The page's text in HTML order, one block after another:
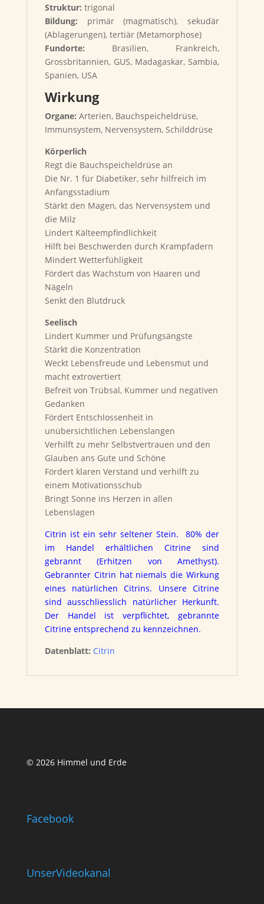
Struktur: trigonal
Bildung: primär (magmatisch), sekudär
(Ablagerungen), tertiär (Metamorphose)
Fundorte: Brasilien, Frankreich,
Grossbritannien, GUS, Madagaskar, Sambia,
Spanien, USA
Wirkung
Organe: Arterien, Bauchspeicheldrüse,
Immunsystem, Nervensystem, Schilddrüse
Körperlich
Regt die Bauchspeicheldrüse an
Die Nr. 1 für Diabetiker, sehr hilfreich im
Anfangsstadium
Stärkt den Magen, das Nervensystem und
die Milz
Lindert Kälteempfindlichkeit
Hilft bei Beschwerden durch Krampfadern
Mindert Wetterfühligkeit
Fördert das Wachstum von Haaren und
Nägeln
Senkt den Blutdruck
Seelisch
Lindert Kummer und Prüfungsängste
Stärkt die Konzentration
Weckt Lebensfreude und Lebensmut und
macht extrovertiert
Befreit von Trübsal, Kummer und negativen
Gedanken
Fördert Entschlossenheit in
unübersichtlichen Lebenslangen
Verhilft zu mehr Selbstvertrauen und den
Glauben ans Gute und Schöne
Fördert klaren Verstand und verhilft zu
einem Motivationsschub
Bringt Sonne ins Herzen in allen
Lebenslagen
Citrin ist ein sehr seltener Stein. 80% der
im Handel erhältlichen Citrine sind
gebrannt (Erhitzen von Amethyst).
Gebrannter Citrin hat niemals die Wirkung
eines natürlichen Citrins. Unsere Citrine
sind ausschliesslich natürlicher Herkunft.
Der Handel ist verpflichtet, gebrannte
Citrine entsprechend zu kennzeichnen.
Datenblatt: Citrin
© 2026 Himmel und Erde
Facebook
UnserVideokanal